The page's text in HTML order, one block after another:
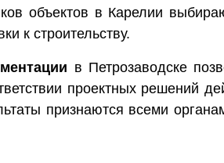
объектов в Карелии
к строительству.
в Петрозаводске
проектных решений
признаются всеми